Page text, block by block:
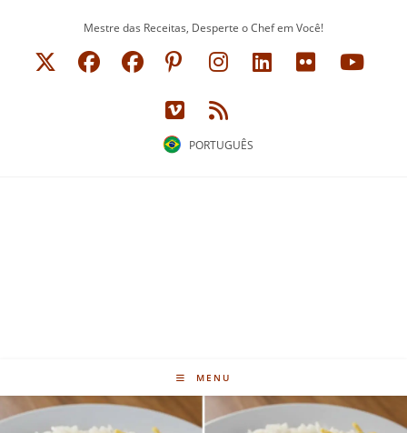
Mestre das Receitas, Desperte o Chef em Você!
PORTUGUÊS
MENU